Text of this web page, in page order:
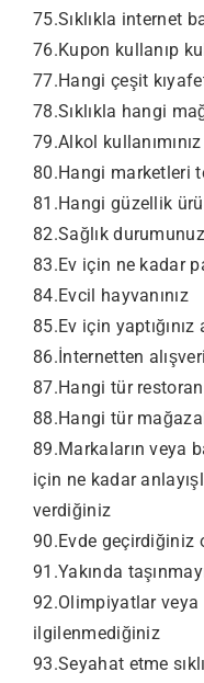
75.Sıklıkla internet
76.Kupon kullanıp
77.Hangi çeşit
78.Sıklıkla hangi
79.Alkol
80.Hangi marketleri
81.Hangi güzellik
82.Sağlık
83.Ev için ne kadar
84.Evcil hayvanınız
85.Ev için
86.İnternetten
87.Hangi tür
88.Hangi tür
89.Markaların veya
için ne kadar
verdiğiniz
90.Evde geçirdiğiniz
91.Yakında
92.Olimpiyatlar
ilgilenmediğiniz
93.Seyahat etme